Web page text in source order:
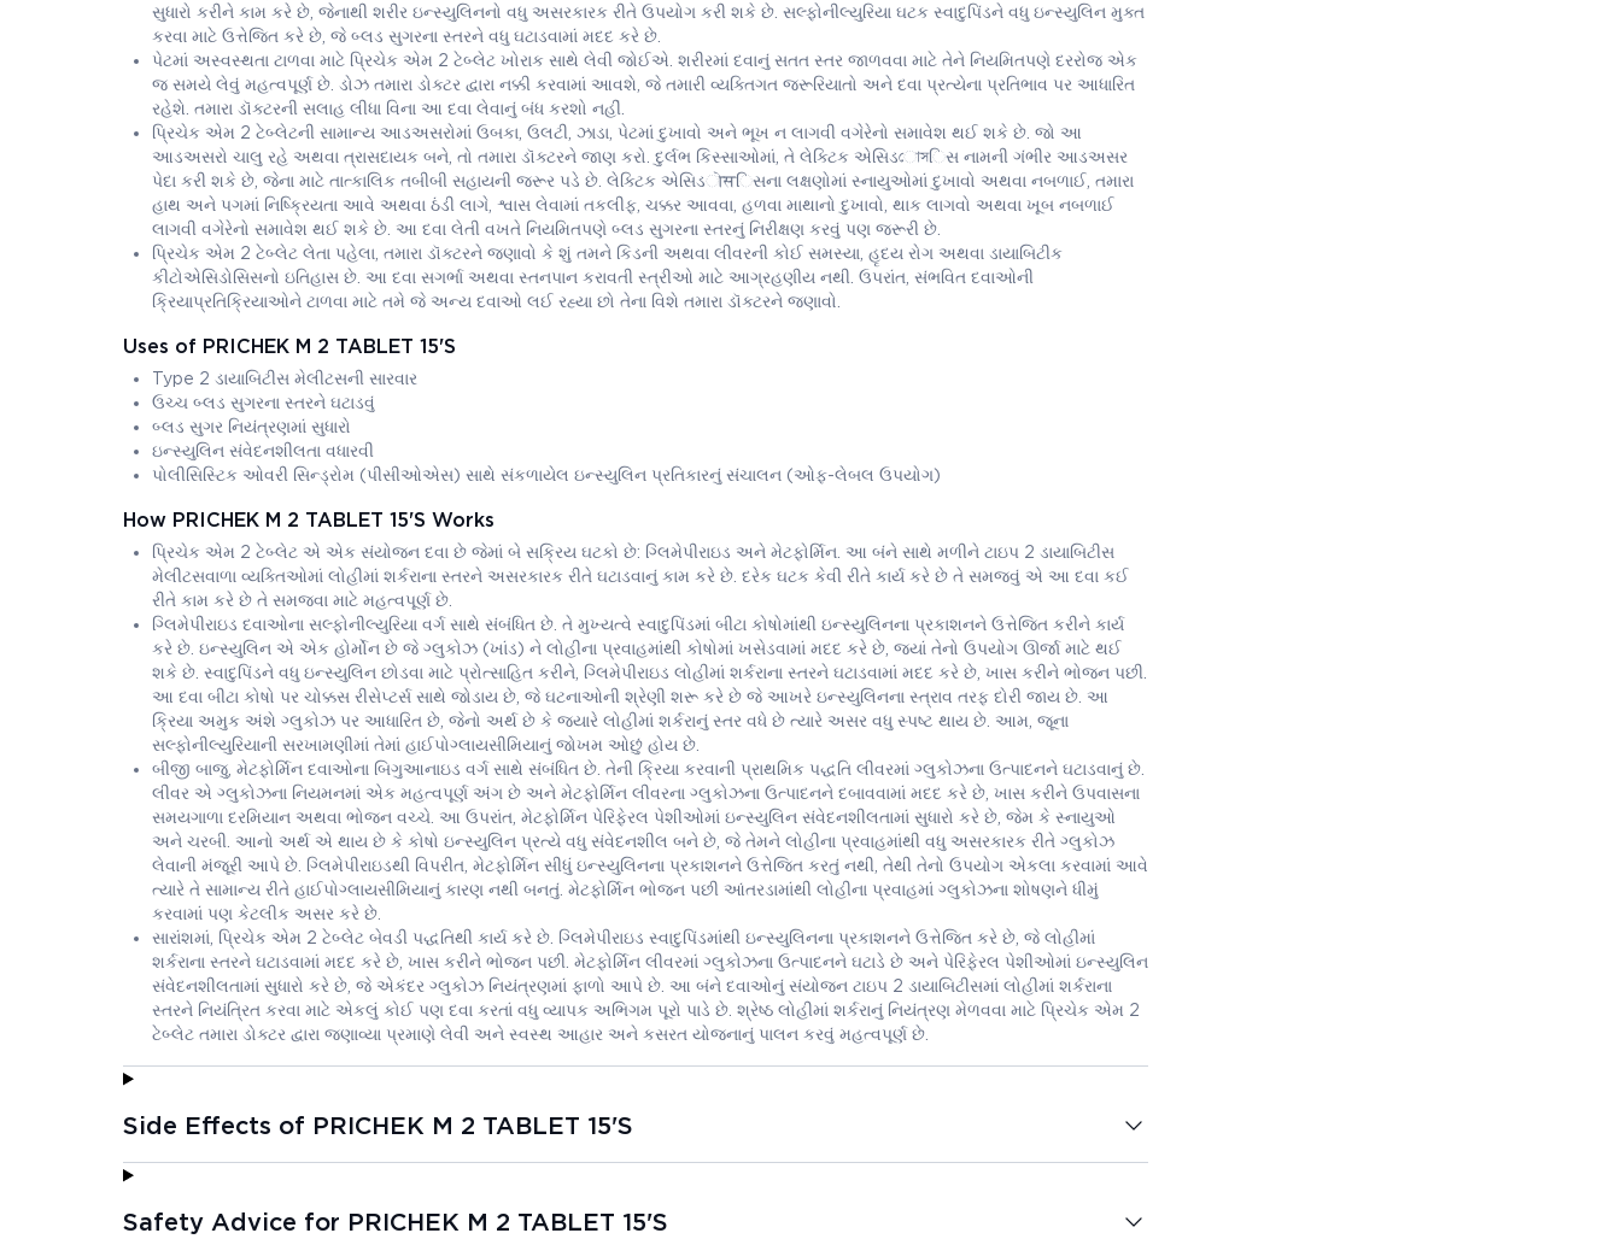
સુધારો કરીને કામ કરે છે, જેનાથી શરીર ઇન્સ્યુલિનનો વધુ અસરકારક રીતે ઉપયોગ કરી શકે છે. સલ્ફોનીલ્યુરિયા ઘટક સ્વાદુપિંડને વધુ ઇન્સ્યુલિન મુક્ત
કરવા માટે ઉત્તેજિત કરે છે, જે બ્લડ સુગરના સ્તરને વધુ ઘટાડવામાં મદદ કરે છે.
પેટમાં અસ્વસ્થતા ટાળવા માટે પ્રિચેક એમ 2 ટેબ્લેટ ખોરાક સાથે લેવી જોઈએ. શરીરમાં દવાનું સતત સ્તર જાળવવા માટે તેને નિયમિતપણે દરરોજ એક
જ સમયે લેવું મહત્વપૂર્ણ છે. ડોઝ તમારા ડોક્ટર દ્વારા નક્કી કરવામાં આવશે, જે તમારી વ્યક્તિગત જરૂરિયાતો અને દવા પ્રત્યેના પ્રતિભાવ પર આધારિત
રહેશે. તમારા ડૉક્ટરની સલાહ લીધા વિના આ દવા લેવાનું બંધ કરશો નહીં.
પ્રિચેક એમ 2 ટેબ્લેટની સામાન્ય આડઅસરોમાં ઉબકા, ઉલટી, ઝાડા, પેટમાં દુખાવો અને ભૂખ ન લાગવી વગેરેનો સમાવેશ થઈ શકે છે. જો આ
આડઅસરો ચાલુ રહે અથવા ત્રાસદાયક બને, તો તમારા ડૉક્ટરને જાણ કરો. દુર્લભ કિસ્સાઓમાં, તે લેક્ટિક એસિડোসિસ નામની ગંભીર આડઅસર
પેદા કરી શકે છે, જેના માટે તાત્કાલિક તબીબી સહાયની જરૂર પડે છે. લેક્ટિક એસિડोसિસના લક્ષણોમાં સ્નાયુઓમાં દુખાવો અથવા નબળાઈ, તમારા
હાથ અને પગમાં નિષ્ક્રિયતા આવે અથવા ઠંડી લાગે, શ્વાસ લેવામાં તકલીફ, ચક્કર આવવા, હળવા માથાનો દુખાવો, થાક લાગવો અથવા ખૂબ નબળાઈ
લાગવી વગેરેનો સમાવેશ થઈ શકે છે. આ દવા લેતી વખતે નિયમિતપણે બ્લડ સુગરના સ્તરનું નિરીક્ષણ કરવું પણ જરૂરી છે.
પ્રિચેક એમ 2 ટેબ્લેટ લેતા પહેલા, તમારા ડૉક્ટરને જણાવો કે શું તમને કિડની અથવા લીવરની કોઈ સમસ્યા, હૃદય રોગ અથવા ડાયાબિટીક
કીટોએસિડોસિસનો ઇતિહાસ છે. આ દવા સગર્ભા અથવા સ્તનપાન કરાવતી સ્ત્રીઓ માટે આગ્રહણીય નથી. ઉપરાંત, સંભવિત દવાઓની
ક્રિયાપ્રતિક્રિયાઓને ટાળવા માટે તમે જે અન્ય દવાઓ લઈ રહ્યા છો તેના વિશે તમારા ડૉક્ટરને જણાવો.
Uses of PRICHEK M 2 TABLET 15'S
Type 2 ડાયાબિટીસ મેલીટસની સારવાર
ઉચ્ચ બ્લડ સુગરના સ્તરને ઘટાડવું
બ્લડ સુગર નિયંત્રણમાં સુધારો
ઇન્સ્યુલિન સંવેદનશીલતા વધારવી
પોલીસિસ્ટિક ઓવરી સિન્ડ્રોમ (પીસીઓએસ) સાથે સંકળાયેલ ઇન્સ્યુલિન પ્રતિકારનું સંચાલન (ઓફ-લેબલ ઉપયોગ)
How PRICHEK M 2 TABLET 15'S Works
પ્રિચેક એમ 2 ટેબ્લેટ એ એક સંયોજન દવા છે જેમાં બે સક્રિય ઘટકો છે: ગ્લિમેપીરાઇડ અને મેટફોર્મિન. આ બંને સાથે મળીને ટાઇપ 2 ડાયાબિટીસ
મેલીટસવાળા વ્યક્તિઓમાં લોહીમાં શર્કરાના સ્તરને અસરકારક રીતે ઘટાડવાનું કામ કરે છે. દરેક ઘટક કેવી રીતે કાર્ય કરે છે તે સમજવું એ આ દવા કઈ
રીતે કામ કરે છે તે સમજવા માટે મહત્વપૂર્ણ છે.
ગ્લિમેપીરાઇડ દવાઓના સલ્ફોનીલ્યુરિયા વર્ગ સાથે સંબંધિત છે. તે મુખ્યત્વે સ્વાદુપિંડમાં બીટા કોષોમાંથી ઇન્સ્યુલિનના પ્રકાશનને ઉત્તેજિત કરીને કાર્ય
કરે છે. ઇન્સ્યુલિન એ એક હોર્મોન છે જે ગ્લુકોઝ (ખાંડ) ને લોહીના પ્રવાહમાંથી કોષોમાં ખસેડવામાં મદદ કરે છે, જ્યાં તેનો ઉપયોગ ઊર્જા માટે થઈ
શકે છે. સ્વાદુપિંડને વધુ ઇન્સ્યુલિન છોડવા માટે પ્રોત્સાહિત કરીને, ગ્લિમેપીરાઇડ લોહીમાં શર્કરાના સ્તરને ઘટાડવામાં મદદ કરે છે, ખાસ કરીને ભોજન પછી.
આ દવા બીટા કોષો પર ચોક્કસ રીસેપ્ટર્સ સાથે જોડાય છે, જે ઘટનાઓની શ્રેણી શરૂ કરે છે જે આખરે ઇન્સ્યુલિનના સ્ત્રાવ તરફ દોરી જાય છે. આ
ક્રિયા અમુક અંશે ગ્લુકોઝ પર આધારિત છે, જેનો અર્થ છે કે જ્યારે લોહીમાં શર્કરાનું સ્તર વધે છે ત્યારે અસર વધુ સ્પષ્ટ થાય છે. આમ, જૂના
સલ્ફોનીલ્યુરિયાની સરખામણીમાં તેમાં હાઈપોગ્લાયસીમિયાનું જોખમ ઓછું હોય છે.
બીજી બાજુ, મેટફોર્મિન દવાઓના બિગુઆનાઇડ વર્ગ સાથે સંબંધિત છે. તેની ક્રિયા કરવાની પ્રાથમિક પદ્ધતિ લીવરમાં ગ્લુકોઝના ઉત્પાદનને ઘટાડવાનું છે.
લીવર એ ગ્લુકોઝના નિયમનમાં એક મહત્વપૂર્ણ અંગ છે અને મેટફોર્મિન લીવરના ગ્લુકોઝના ઉત્પાદનને દબાવવામાં મદદ કરે છે, ખાસ કરીને ઉપવાસના
સમયગાળા દરમિયાન અથવા ભોજન વચ્ચે. આ ઉપરાંત, મેટફોર્મિન પેરિફેરલ પેશીઓમાં ઇન્સ્યુલિન સંવેદનશીલતામાં સુધારો કરે છે, જેમ કે સ્નાયુઓ
અને ચરબી. આનો અર્થ એ થાય છે કે કોષો ઇન્સ્યુલિન પ્રત્યે વધુ સંવેદનશીલ બને છે, જે તેમને લોહીના પ્રવાહમાંથી વધુ અસરકારક રીતે ગ્લુકોઝ
લેવાની મંજૂરી આપે છે. ગ્લિમેપીરાઇડથી વિપરીત, મેટફોર્મિન સીધું ઇન્સ્યુલિનના પ્રકાશનને ઉત્તેજિત કરતું નથી, તેથી તેનો ઉપયોગ એકલા કરવામાં આવે
ત્યારે તે સામાન્ય રીતે હાઈપોગ્લાયસીમિયાનું કારણ નથી બનતું. મેટફોર્મિન ભોજન પછી આંતરડામાંથી લોહીના પ્રવાહમાં ગ્લુકોઝના શોષણને ધીમું
કરવામાં પણ કેટલીક અસર કરે છે.
સારાંશમાં, પ્રિચેક એમ 2 ટેબ્લેટ બેવડી પદ્ધતિથી કાર્ય કરે છે. ગ્લિમેપીરાઇડ સ્વાદુપિંડમાંથી ઇન્સ્યુલિનના પ્રકાશનને ઉત્તેજિત કરે છે, જે લોહીમાં
શર્કરાના સ્તરને ઘટાડવામાં મદદ કરે છે, ખાસ કરીને ભોજન પછી. મેટફોર્મિન લીવરમાં ગ્લુકોઝના ઉત્પાદનને ઘટાડે છે અને પેરિફેરલ પેશીઓમાં ઇન્સ્યુલિન
સંવેદનશીલતામાં સુધારો કરે છે, જે એકંદર ગ્લુકોઝ નિયંત્રણમાં ફાળો આપે છે. આ બંને દવાઓનું સંયોજન ટાઇપ 2 ડાયાબિટીસમાં લોહીમાં શર્કરાના
સ્તરને નિયંત્રિત કરવા માટે એકલું કોઈ પણ દવા કરતાં વધુ વ્યાપક અભિગમ પૂરો પાડે છે. શ્રેષ્ઠ લોહીમાં શર્કરાનું નિયંત્રણ મેળવવા માટે પ્રિચેક એમ 2
ટેબ્લેટ તમારા ડોક્ટર દ્વારા જણાવ્યા પ્રમાણે લેવી અને સ્વસ્થ આહાર અને કસરત યોજનાનું પાલન કરવું મહત્વપૂર્ણ છે.
Side Effects of PRICHEK M 2 TABLET 15'S
Safety Advice for PRICHEK M 2 TABLET 15'S